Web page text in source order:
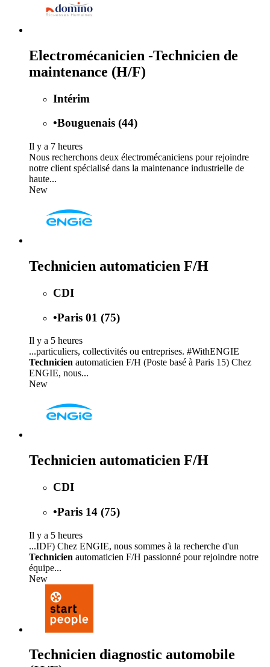
Electromécanicien -Technicien de
maintenance (H/F)
Intérim
•Bouguenais (44)
Il y a 7 heures
Nous recherchons deux électromécaniciens pour rejoindre
notre client spécialisé dans la maintenance industrielle de
haute...
New
Technicien automaticien F/H
CDI
•Paris 01 (75)
Il y a 5 heures
...particuliers, collectivités ou entreprises. #WithENGIE
Technicien automaticien F/H (Poste basé à Paris 15) Chez
ENGIE, nous...
New
Technicien automaticien F/H
CDI
•Paris 14 (75)
Il y a 5 heures
...IDF) Chez ENGIE, nous sommes à la recherche d'un
Technicien automaticien F/H passionné pour rejoindre notre
équipe...
New
Technicien diagnostic automobile